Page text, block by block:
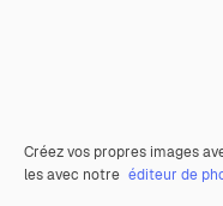
Créez vos propres images
les avec notre éditeur de